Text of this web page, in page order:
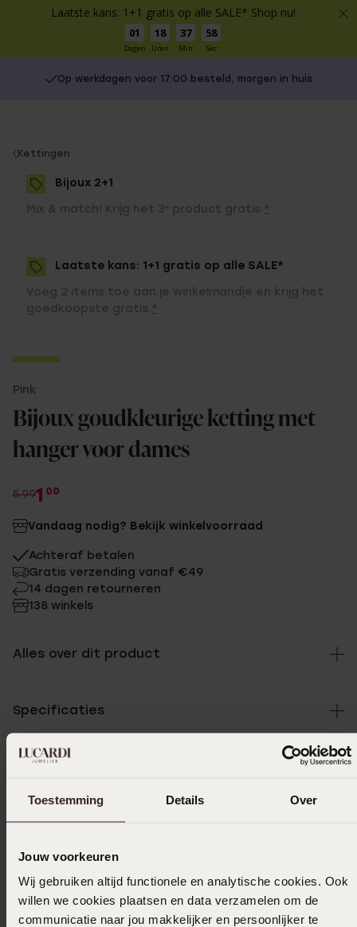
Laatste kans: 1+1 gratis op alle SALE* Shop nu!
01
Dagen
18
Uren
37
Min
58
Sec
Toestemming Details Over
Jouw voorkeuren
Wij gebruiken altijd functionele en analytische cookies. Ook
willen we cookies plaatsen en data verzamelen om de
communicatie naar jou makkelijker en persoonlijker te
Op werkdagen voor 17:00 besteld, morgen in huis
You
are
here:
Kettingen
Bijoux 2+1
Mix & match! Krijg het 3ᵉ product gratis *
Laatste kans: 1+1 gratis op alle SALE*
Voeg 2 items toe aan je winkelmandje en krijg het
goedkoopste gratis. *
2+1
1+1 gratis
Pink
Bijoux goudkleurige ketting met
hanger voor dames
5.991 00
Vandaag nodig? Bekijk winkelvoorraad
Achteraf betalen
Gratis verzending vanaf €49
14 dagen retourneren
138 winkels
Alles over dit product
Specificaties
Bezorging & retourneren
Ook leuk voor jou